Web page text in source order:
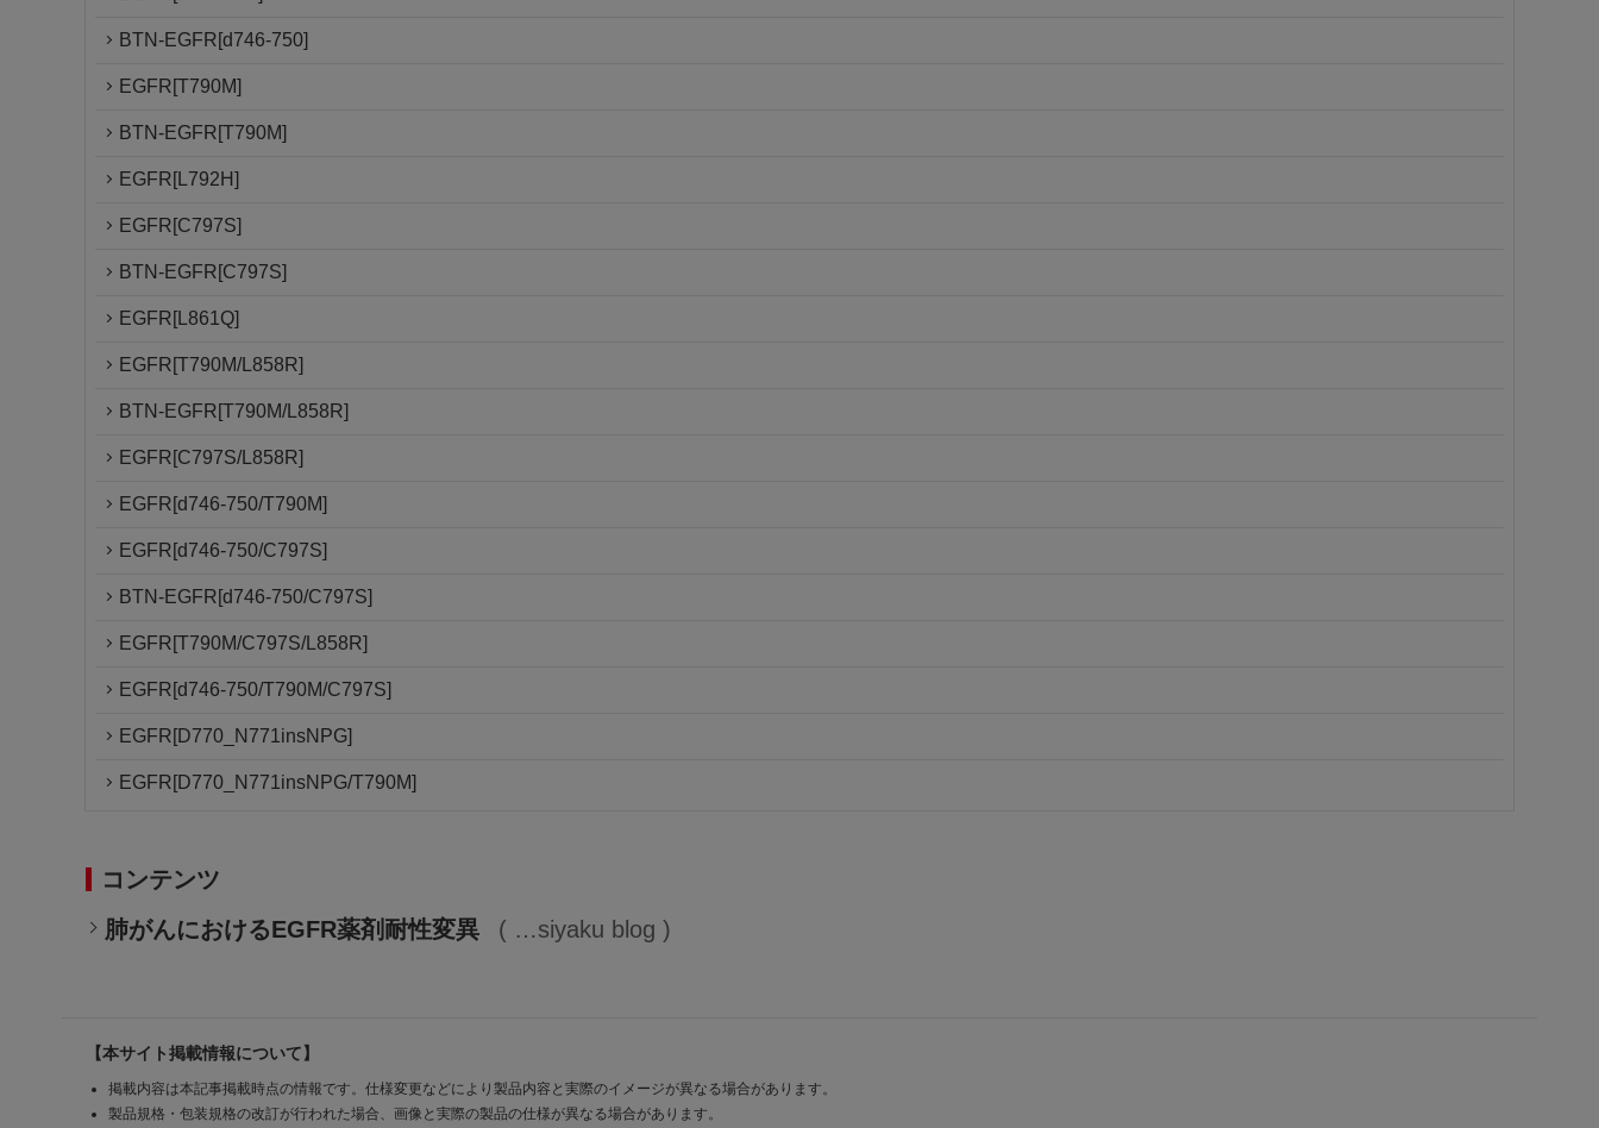
BTN-EGFR[d746-750]
EGFR[T790M]
BTN-EGFR[T790M]
EGFR[L792H]
EGFR[C797S]
BTN-EGFR[C797S]
EGFR[L861Q]
EGFR[T790M/L858R]
BTN-EGFR[T790M/L858R]
EGFR[C797S/L858R]
EGFR[d746-750/T790M]
EGFR[d746-750/C797S]
BTN-EGFR[d746-750/C797S]
EGFR[T790M/C797S/L858R]
EGFR[d746-750/T790M/C797S]
EGFR[D770_N771insNPG]
EGFR[D770_N771insNPG/T790M]
コンテンツ
肺がんにおけるEGFR薬剤耐性変異
siyaku blog
【本サイト掲載情報について】
掲載内容は本記事掲載時点の情報です。仕様変更などにより製品内容と実際のイメージが異なる場合があります。
製品規格・包装規格の改訂が行われた場合、画像と実際の製品の仕様が異なる場合があります。